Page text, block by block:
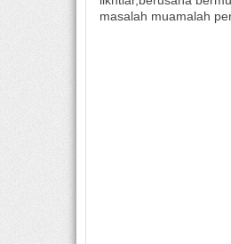
masalah muamalah